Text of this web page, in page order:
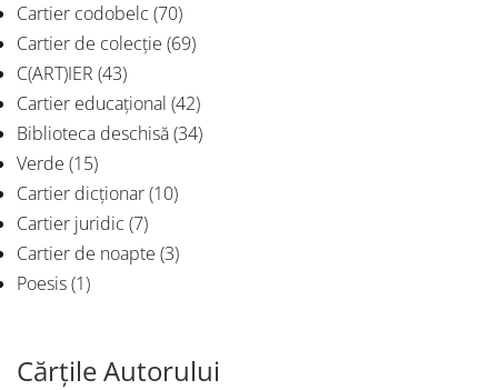
Cartier codobelc (70)
Cartier de colecție (69)
C(ART)IER (43)
Cartier educațional (42)
Biblioteca deschisă(34)
Verde (15)
Cartier dicționar(10)
Cartier juridic (7)
Cartier de noapte (3)
Poesis(1)
Cărțile Autorului